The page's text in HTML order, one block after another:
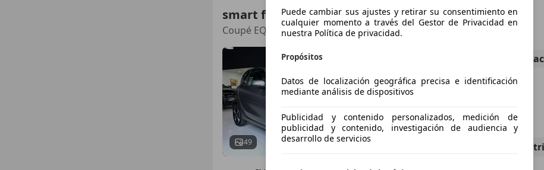
smart forTwo
Coupé EQ
49
Puede cambiar sus ajustes y retirar su consentimiento en
cualquier momento a través del Gestor de Privacidad en
nuestra Política de privacidad.
Propósitos
Datos de localización geográfica precisa e identificación
mediante análisis de dispositivos
Publicidad y contenido personalizados, medición de
publicidad y contenido, investigación de audiencia y
desarrollo de servicios